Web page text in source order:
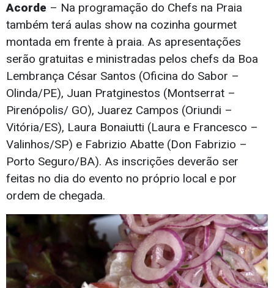
Acorde – Na programação do Chefs na Praia
também terá aulas show na cozinha gourmet
montada em frente à praia. As apresentações
serão gratuitas e ministradas pelos chefs da Boa
Lembrança César Santos (Oficina do Sabor –
Olinda/PE), Juan Pratginestos (Montserrat –
Pirenópolis/ GO), Juarez Campos (Oriundi –
Vitória/ES), Laura Bonaiutti (Laura e Francesco –
Valinhos/SP) e Fabrizio Abatte (Don Fabrizio –
Porto Seguro/BA). As inscrições deverão ser
feitas no dia do evento no próprio local e por
ordem de chegada.